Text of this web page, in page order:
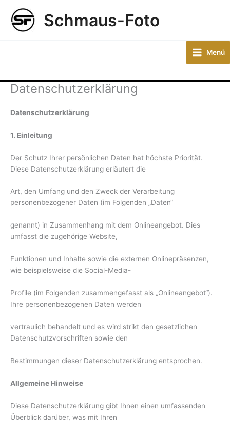
Inhalt
springen
Schmaus-Foto
Menü
Datenschutzerklärung
Datenschutzerklärung
1. Einleitung
Der Schutz Ihrer persönlichen Daten hat höchste Priorität.
Diese Datenschutzerklärung erläutert die
Art, den Umfang und den Zweck der Verarbeitung
personenbezogener Daten (im Folgenden „Daten“
genannt) in Zusammenhang mit dem Onlineangebot. Dies
umfasst die zugehörige Website,
Funktionen und Inhalte sowie die externen Onlinepräsenzen,
wie beispielsweise die Social-Media-
Profile (im Folgenden zusammengefasst als „Onlineangebot“).
Ihre personenbezogenen Daten werden
vertraulich behandelt und es wird strikt den gesetzlichen
Datenschutzvorschriften sowie den
Bestimmungen dieser Datenschutzerklärung entsprochen.
Allgemeine Hinweise
Diese Datenschutzerklärung gibt Ihnen einen umfassenden
Überblick darüber, was mit Ihren